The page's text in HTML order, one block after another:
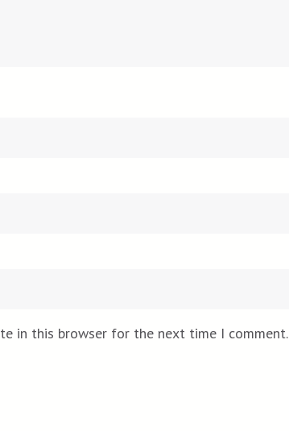
in this browser for the next time I comment.